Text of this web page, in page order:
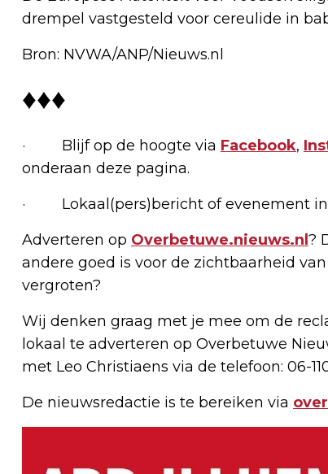
drempel vastgesteld voor cereulide in
Bron: NVWA/ANP/Nieuws.nl
♦♦♦
· Blijf op de hoogte via Facebook,
onderaan deze pagina.
· Lokaal(pers)bericht of evenement
Adverteren op Overbetuwe.nieuws.nl ?
andere goed is voor de zichtbaarheid
vergroten?
Wij denken graag met je mee om de
lokaal te adverteren op Overbetuwe
met Leo Christiaens via de telefoon: 06-
De nieuwsredactie is te bereiken via